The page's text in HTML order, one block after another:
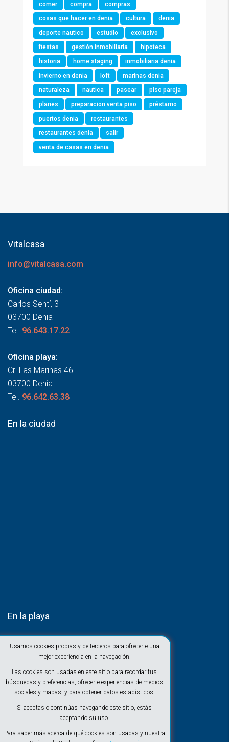
Usamos cookies propias y de terceros para ofrecerte una
mejor experiencia en la navegación.
Las cookies son usadas en este sitio para recordar tus
búsquedas y preferencias, ofrecerte experiencias de medios
sociales y mapas, y para obtener datos estadísticos.
Si aceptas o continúas navegando este sitio, estás
aceptando su uso.
Para saber más acerca de qué cookies son usadas y nuestra
comer
compra
compras
cosas que hacer en denia
cultura
denia
deporte nautico
estudio
exclusivo
fiestas
gestión inmobiliaria
hipoteca
historia
home staging
inmobiliaria denia
invierno en denia
loft
marinas denia
naturaleza
nautica pasear
piso pareja
planes
preparacion venta piso
préstamo
puertos denia
restaurantes
restaurantes denia
salir
venta de casas en denia
Vitalcasa
info@vitalcasa.com
Oficina ciudad:
Carlos Sentí, 3
03700 Denia
Tel. 96.643.17.22
Oficina playa:
Cr. Las Marinas 46
03700 Denia
Tel. 96.642.63.38
En la ciudad
En la playa